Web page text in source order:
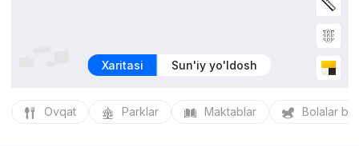
Xaritasi Sun'iy yo'ldosh
Ovqat Parklar Maktablar Bolalar